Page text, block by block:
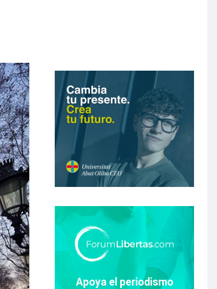
Apoya el periodismo